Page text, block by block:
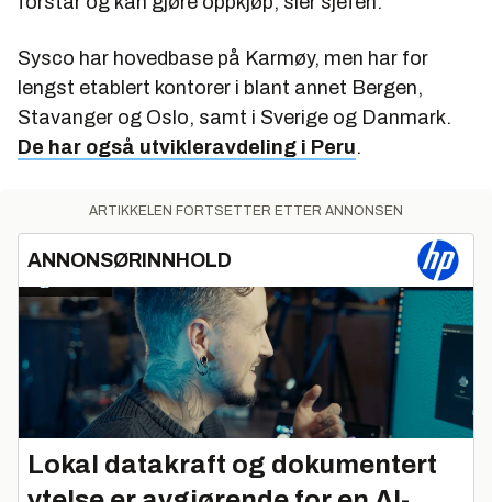
Sysco har hovedbase på Karmøy, men har for
lengst etablert kontorer i blant annet Bergen,
Stavanger og Oslo, samt i Sverige og Danmark.
De har også utvikleravdeling i Peru.
ARTIKKELEN FORTSETTER ETTER ANNONSEN
ANNONSØRINNHOLD
Lokal datakraft og dokumentert